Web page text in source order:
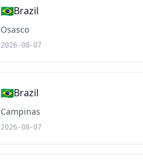
🇧🇷Brazil
Osasco
2026-08-07
🇧🇷Brazil
Campinas
2026-08-07